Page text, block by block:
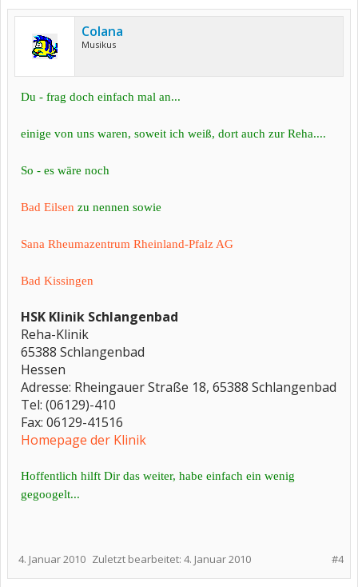
Colana
Musikus
Du - frag doch einfach mal an...
einige von uns waren, soweit ich weiß, dort auch zur Reha....
So - es wäre noch
Bad Eilsen zu nennen sowie
Sana Rheumazentrum Rheinland-Pfalz AG
Bad Kissingen
HSK Klinik Schlangenbad
Reha-Klinik
65388 Schlangenbad
Hessen
Adresse: Rheingauer Straße 18, 65388 Schlangenbad
Tel: (06129)-410
Fax: 06129-41516
Homepage der Klinik
Hoffentlich hilft Dir das weiter, habe einfach ein wenig
gegoogelt...
#4
4. Januar 2010 Zuletzt bearbeitet: 4. Januar 2010